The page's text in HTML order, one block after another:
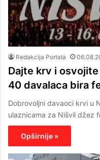
Redakcija Portala
Dajte krv i
40 davalaca bira
Dobrovoljni davaoci krvi u
ulaznicama za Nišvil džez
Opširnije »